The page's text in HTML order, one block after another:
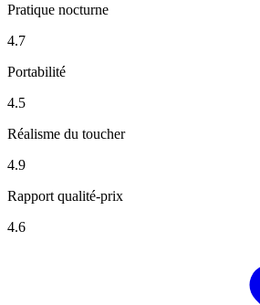
Pratique nocturne
4.7
Portabilité
4.5
Réalisme du toucher
4.9
Rapport qualité-prix
4.6